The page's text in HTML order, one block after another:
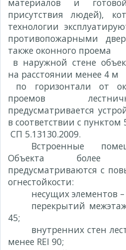
материалов и
присутствия людей),
технологии
противопожарными
также оконного проема
в наружной стене
на расстоянии менее 4 м
по горизонтали от
проемов
предусматривается
в соответствии с пунктом
СП 5.13130.2009.
Встроенные
Объекта более
предусматриваются с
огнестойкости:
несущих элементов
перекрытий
45;
внутренних стен
менее REI 90;